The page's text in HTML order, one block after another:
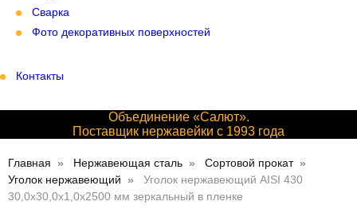
Сварка
Фото декоративных поверхностей
Контакты
Объединение «Салют».
Поставщик нержавейки с 1993 года
Главная Нержавеющая сталь
Сортовой прокат
Уголок нержавеющий
Уголок нержавеющий AISI 430
30,0х30,0х1,0х2500 мм зеркальный в пленке